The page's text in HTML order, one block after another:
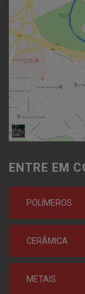
ENTRE EM
POLÍMEROS
CERÂMICA
METAIS